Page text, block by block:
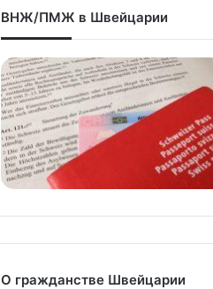
ВНЖ/ПМЖ в Швейцарии
О гражданстве Швейцарии